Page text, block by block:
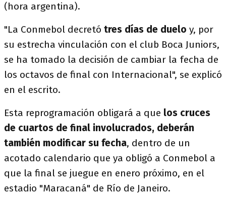
(hora argentina).
"La Conmebol decretó tres días de duelo y, por
su estrecha vinculación con el club Boca Juniors,
se ha tomado la decisión de cambiar la fecha de
los octavos de final con Internacional", se explicó
en el escrito.
Esta reprogramación obligará a que los cruces
de cuartos de final involucrados, deberán
también modificar su fecha, dentro de un
acotado calendario que ya obligó a Conmebol a
que la final se juegue en enero próximo, en el
estadio "Maracaná" de Río de Janeiro.